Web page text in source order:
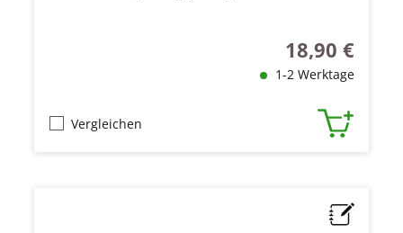
Regulärer Preis:
18,90 €
1-2 Werktage
Vergleichen